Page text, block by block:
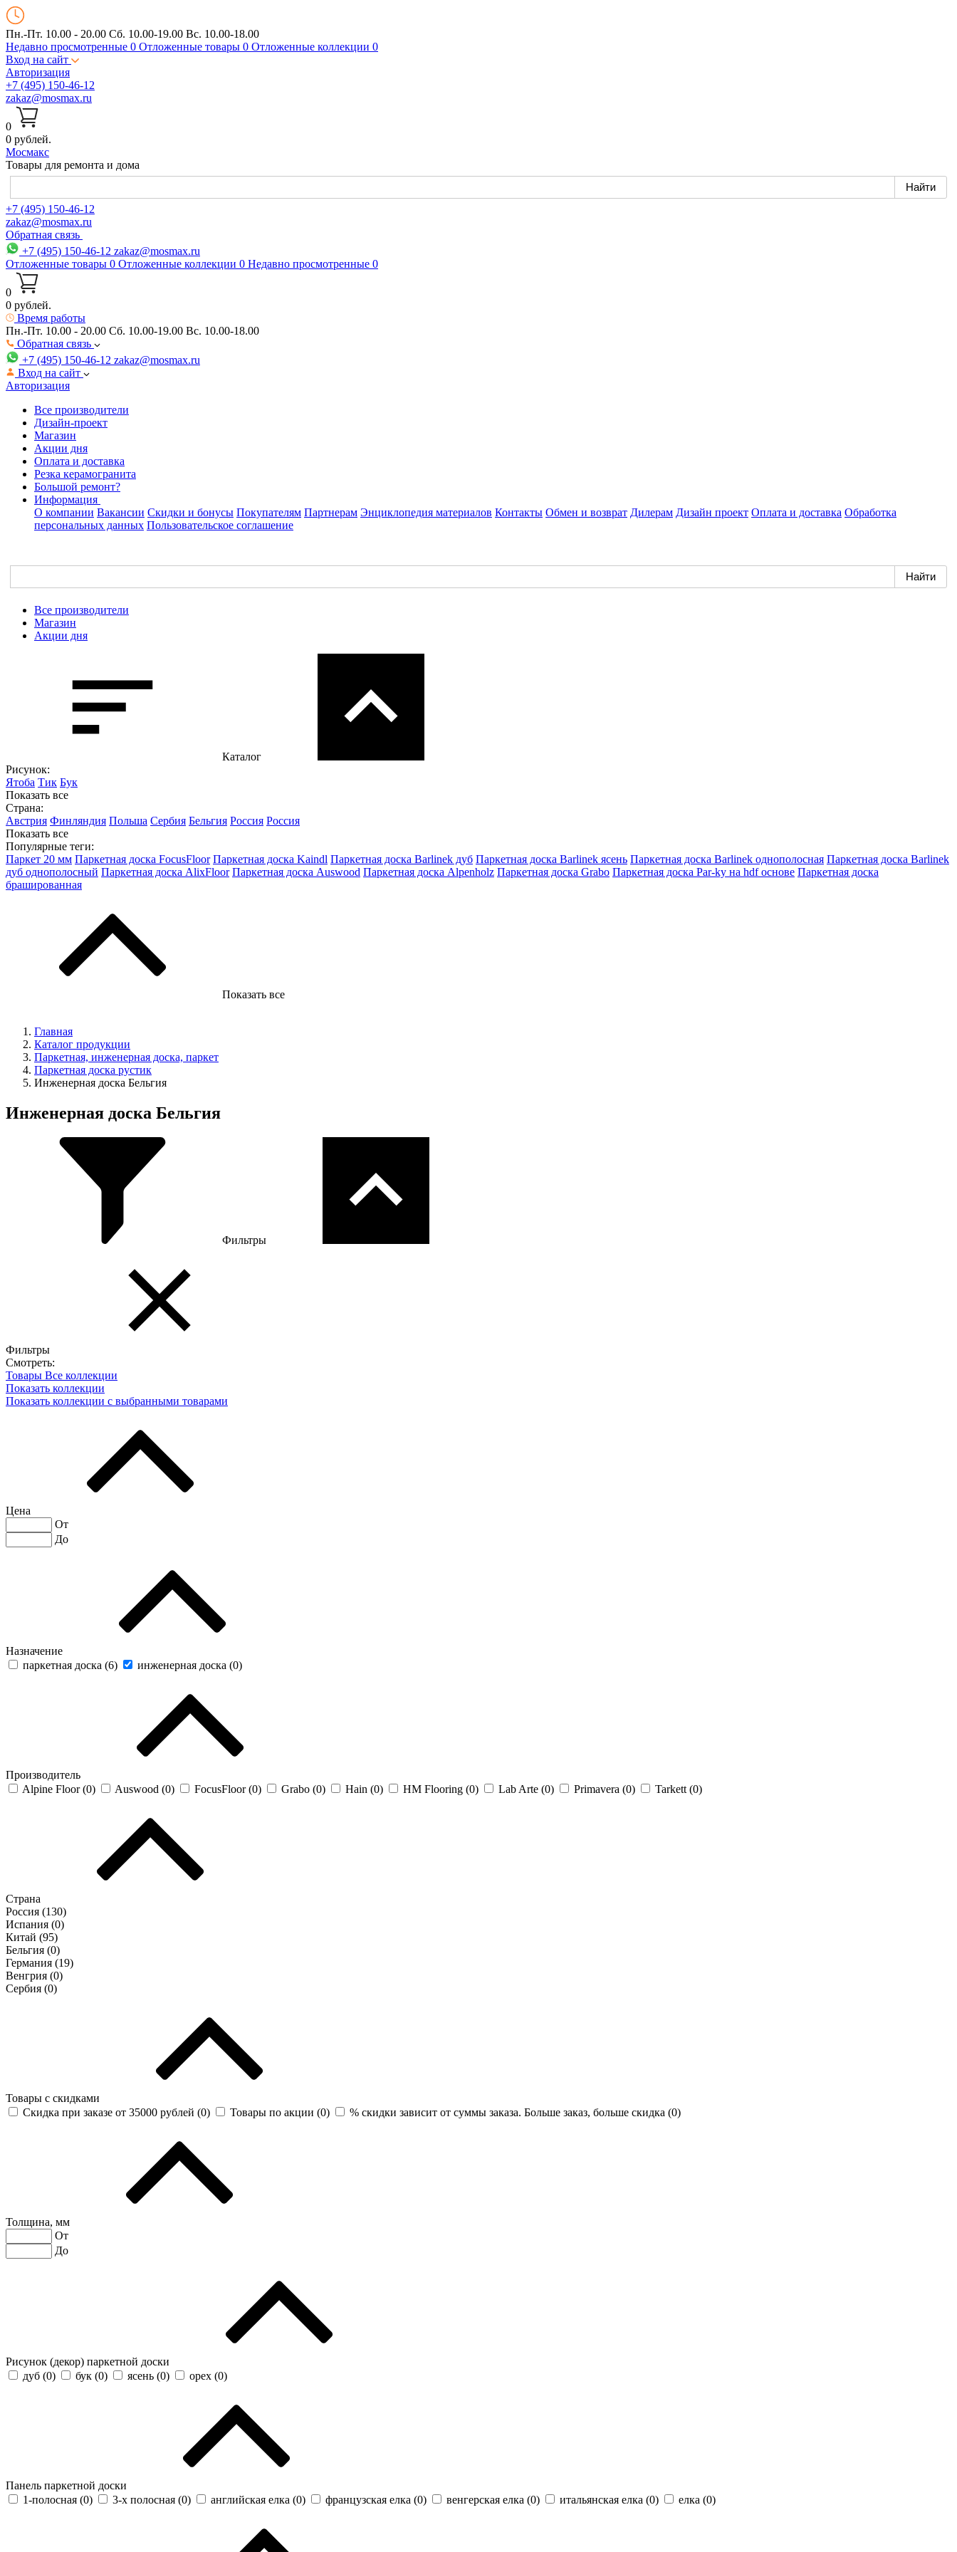
Пн.-Пт. 10.00 - 20.00 Сб. 10.00-19.00 Вс. 10.00-18.00
Недавно просмотренные 0 Отложенные товары 0 Отложенные коллекции 0
Вход на сайт
Авторизация
+7 (495) 150-46-12
zakaz@mosmax.ru
0
0 рублей.
Мосмакс
Товары для ремонта и дома
+7 (495) 150-46-12
zakaz@mosmax.ru
Обратная связь
+7 (495) 150-46-12 zakaz@mosmax.ru
Отложенные товары 0 Отложенные коллекции 0 Недавно просмотренные 0
0
0 рублей.
Время работы
Пн.-Пт. 10.00 - 20.00 Сб. 10.00-19.00 Вс. 10.00-18.00
Обратная связь
+7 (495) 150-46-12 zakaz@mosmax.ru
Вход на сайт
Авторизация
Все производители
Дизайн-проект
Магазин
Акции дня
Оплата и доставка
Резка керамогранита
Большой ремонт?
Информация
О компании Вакансии Скидки и бонусы Покупателям Партнерам Энциклопедия материалов Контакты Обмен и возврат Дилерам Дизайн проект Оплата и доставка Обработка
персональных данных Пользовательское соглашение
Все производители
Магазин
Акции дня
Каталог
Рисунок:
Ятоба Тик Бук
Показать все
Страна:
Австрия Финляндия Польша Сербия Бельгия Россия Россия
Показать все
Популярные теги:
Паркет 20 мм Паркетная доска FocusFloor Паркетная доска Kaindl Паркетная доска Barlinek дуб Паркетная доска Barlinek ясень Паркетная доска Barlinek однополосная Паркетная доска Barlinek
дуб однополосный Паркетная доска AlixFloor Паркетная доска Auswood Паркетная доска Alpenholz Паркетная доска Grabo Паркетная доска Par-ky на hdf основе Паркетная доска
брашированная
Показать все
Главная
Каталог продукции
Паркетная, инженерная доска, паркет
Паркетная доска рустик
Инженерная доска Бельгия
Инженерная доска Бельгия
Фильтры
Фильтры
Смотреть:
Товары Все коллекции
Показать коллекции
Показать коллекции с выбранными товарами
Цена
От
До
Назначение
паркетная доска (6) инженерная доска (0)
Производитель
Alpine Floor (0) Auswood (0) FocusFloor (0) Grabo (0) Hain (0) HM Flooring (0) Lab Arte (0) Primavera (0) Tarkett (0)
Страна
Россия (130)
Испания (0)
Китай (95)
Бельгия (0)
Германия (19)
Венгрия (0)
Сербия (0)
Товары с скидками
Скидка при заказе от 35000 рублей (0) Товары по акции (0) % скидки зависит от суммы заказа. Больше заказ, больше скидка (0)
Толщина, мм
От
До
Рисунок (декор) паркетной доски
дуб (0) бук (0) ясень (0) орех (0)
Панель паркетной доски
1-полосная (0) 3-х полосная (0) английская елка (0) французская елка (0) венгерская елка (0) итальянская елка (0) елка (0)